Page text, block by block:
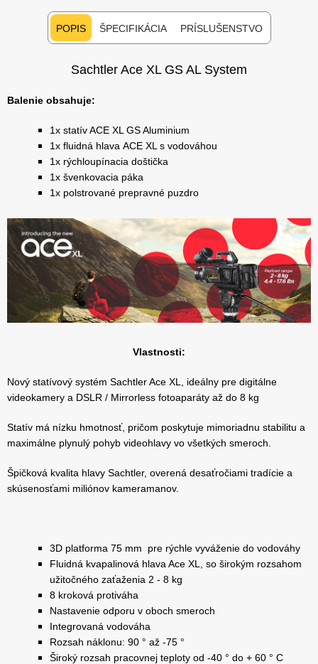
POPIS ŠPECIFIKÁCIA PRÍSLUŠENSTVO
Sachtler Ace XL GS AL System
Balenie obsahuje:
1x statív ACE XL GS Aluminium
1x fluidná hlava ACE XL s vodováhou
1x rýchloupínacia doštička
1x švenkovacia páka
1x polstrované prepravné puzdro
Vlastnosti:
Nový statívový systém Sachtler Ace XL, ideálny pre digitálne
videokamery a DSLR / Mirrorless fotoaparáty až do 8 kg
Statív má nízku hmotnosť, pričom poskytuje mimoriadnu stabilitu a
maximálne plynulý pohyb videohlavy vo všetkých smeroch.
Špičková kvalita hlavy Sachtler, overená desaťročiami tradície a
skúsenosťami miliónov kameramanov.
3D platforma 75 mm pre rýchle vyváženie do vodováhy
Fluidná kvapalinová hlava Ace XL, so širokým rozsahom
užitočného zaťaženia 2 - 8 kg
8 kroková protiváha
Nastavenie odporu v oboch smeroch
Integrovaná vodováha
Rozsah náklonu: 90 ° až -75 °
Široký rozsah pracovnej teploty od -40 ° do + 60 ° C